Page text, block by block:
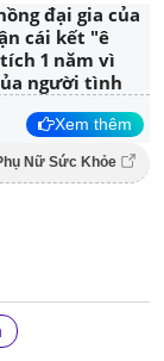
đại gia của
cái kết "ê
1 năm vì
người tình
Xem thêm
Nữ Sức Khỏe